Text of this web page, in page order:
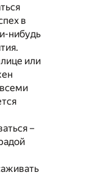
в
нибудь
или
–